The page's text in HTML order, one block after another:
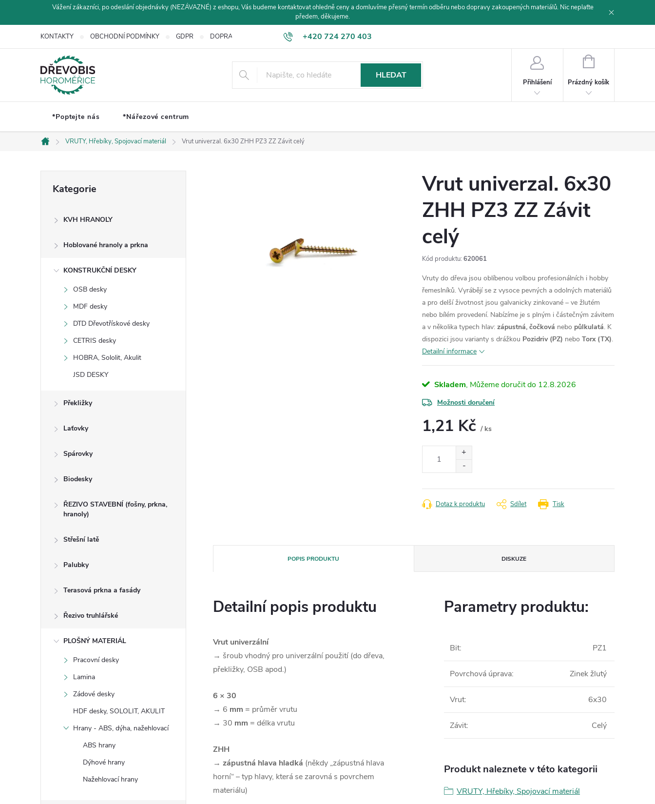
Vážení zákazníci, po odeslání objednávky (NEZÁVAZNÉ) z eshopu, Vás budeme kontaktovat ohledně ceny a domluvíme přesný termín odběru nebo dopravy zakoupených materiálů. Nic neplaťte
předem, děkujeme.
+420 724 270 403
KONTAKTY OBCHODNÍ PODMÍNKY GDPR DOPRAVA A PLATBA
HLEDAT
Přihlášení
NÁKUPNÍ
Prázdný košík
*Poptejte nás *Nářezové centrum
Domů
VRUTY, Hřebíky, Spojovací materiál Vrut univerzal. 6x30 ZHH PZ3 ZZ Závit celý
kategorie
Kategorie
KVH HRANOLY
Hoblované hranoly a prkna
KONSTRUKČNÍ DESKY
OSB desky
MDF desky
DTD Dřevotřískové desky
CETRIS desky
HOBRA, Sololit, Akulit
JSD DESKY
Překližky
Laťovky
Spárovky
Biodesky
ŘEZIVO STAVEBNÍ (fošny, prkna,
hranoly)
Střešní latě
Palubky
Terasová prkna a fasády
Řezivo truhlářské
PLOŠNÝ MATERIÁL
Pracovní desky
Lamina
Zádové desky
HDF desky, SOLOLIT, AKULIT
Hrany - ABS, dýha, nažehlovací
ABS hrany
Dýhové hrany
Nažehlovací hrany
Vrut univerzal. 6x30
ZHH PZ3 ZZ Závit
celý
Kód produktu: 620061
Vruty do dřeva jsou oblíbenou volbou profesionálních i hobby
řemeslníků. Vyrábějí se z vysoce pevných a odolných materiálů
a pro delší životnost jsou galvanicky zinkované – ve žlutém
nebo bílém provedení. Nabízíme je s plným i částečným závitem
a v několika typech hlav: zápustná, čočková nebo půlkulatá. K
dispozici jsou varianty s drážkou Pozidriv (PZ) nebo Torx (TX).
Detailní informace
Skladem 12.8.2026
Možnosti doručení
1,21 Kč / ks
Tisk
Dotaz k produktu Sdílet
POPIS PRODUKTU DISKUZE
Detailní popis produktu
Vrut univerzální
→ šroub vhodný pro univerzální použití (do dřeva,
překližky, OSB apod.)
6 × 30
→ 6 mm = průměr vrutu
→ 30 mm = délka vrutu
ZHH
→ zápustná hlava hladká (někdy „zápustná hlava
horní“ – typ hlavy, která se zarovná s povrchem
materiálu)
Parametry produktu:
Bit: PZ1
Povrchová úprava: Zinek žlutý
Vrut: 6x30
Závit: Celý
Produkt naleznete v této kategorii
VRUTY, Hřebíky, Spojovací materiál